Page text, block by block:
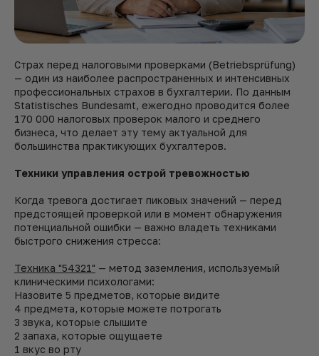
Страх перед налоговыми проверками (Betriebsprüfung)
— один из наиболее распространенных и интенсивных
профессиональных страхов в бухгалтерии. По данным
Statistisches Bundesamt, ежегодно проводится более
170 000 налоговых проверок малого и среднего
бизнеса, что делает эту тему актуальной для
большинства практикующих бухгалтеров.
Техники управления острой тревожностью
Когда тревога достигает пиковых значений — перед
предстоящей проверкой или в момент обнаружения
потенциальной ошибки — важно владеть техниками
быстрого снижения стресса:
Техника "54321" — метод заземления, используемый
клиническими психологами:
Назовите 5 предметов, которые видите
4 предмета, которые можете потрогать
3 звука, которые слышите
2 запаха, которые ощущаете
1 вкус во рту